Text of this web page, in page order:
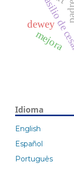
basilio
dewey
mejora
Idioma
English
Español
Português